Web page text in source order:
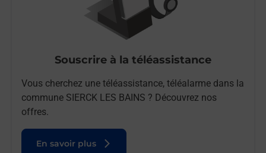
Souscrire à la téléassistance
Vous cherchez une téléassistance, téléalarme dans la
commune SIERCK LES BAINS ? Découvrez nos
offres.
En savoir plus